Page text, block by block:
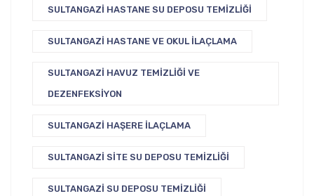
SULTANGAZI HASTANE SU DEPOSU TEMIZLIĞI
SULTANGAZI HASTANE VE OKUL İLAÇLAMA
SULTANGAZI HAVUZ TEMIZLIĞI VE
DEZENFEKSIYON
SULTANGAZI HAŞERE İLAÇLAMA
SULTANGAZI SITE SU DEPOSU TEMIZLIĞI
SULTANGAZI SU DEPOSU TEMIZLIĞI